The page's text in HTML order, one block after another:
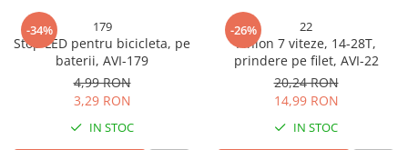
-34% 179
Stop LED pentru bicicleta, pe
baterii, AVI-179
4,99 RON
3,29 RON
IN STOC
-26% 22
Pinion 7 viteze, 14-28T,
prindere pe filet, AVI-22
20,24 RON
14,99 RON
IN STOC